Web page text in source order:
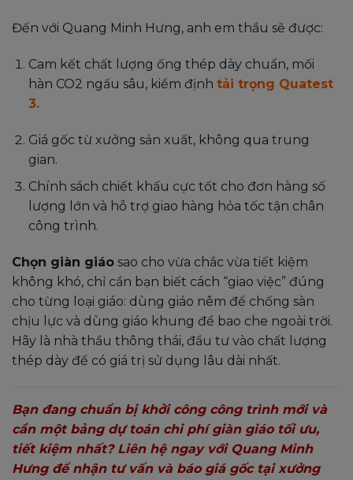
Đến với Quang Minh Hưng, anh em thầu sẽ được:
Cam kết chất lượng ống thép dày chuẩn, mối
hàn CO2 ngấu sâu, kiểm định tải trọng Quatest
3.
Giá gốc từ xưởng sản xuất, không qua trung
gian.
Chính sách chiết khấu cực tốt cho đơn hàng số
lượng lớn và hỗ trợ giao hàng hỏa tốc tận chân
công trình.
Chọn giàn giáo sao cho vừa chắc vừa tiết kiệm
không khó, chỉ cần bạn biết cách “giao việc” đúng
cho từng loại giáo: dùng giáo nêm để chống sàn
chịu lực và dùng giáo khung để bao che ngoài trời.
Hãy là nhà thầu thông thái, đầu tư vào chất lượng
thép dày để có giá trị sử dụng lâu dài nhất.
Bạn đang chuẩn bị khởi công công trình mới và
cần một bảng dự toán chi phí giàn giáo tối ưu,
tiết kiệm nhất? Liên hệ ngay với Quang Minh
Hưng để nhận tư vấn và báo giá gốc tại xưởng